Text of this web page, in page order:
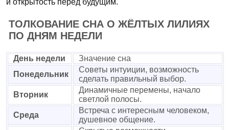
и открытость перед будущим.
ТОЛКОВАНИЕ СНА О ЖЁЛТЫХ ЛИЛИЯХ
ПО ДНЯМ НЕДЕЛИ
День недели
Значение сна
Понедельник
Советы интуиции, возможность
сделать правильный выбор.
Вторник
Динамичные перемены, начало
светлой полосы.
Среда
Встреча с интересным человеком,
душевное общение.